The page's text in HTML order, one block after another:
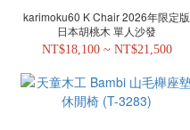
karimoku60 K Chair 2026年限定版
日本胡桃木 單人沙發
NT$18,100 ~ NT$21,500